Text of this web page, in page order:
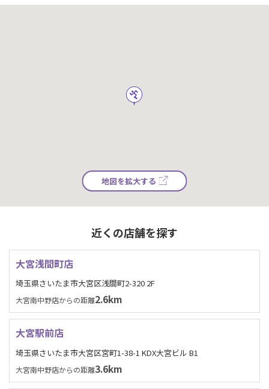
地図を拡大する
近くの店舗を探す
大宮浅間町店
埼玉県さいたま市大宮区浅間町2-320 2F
大宮南中野店からの距離2.6km
大宮駅前店
埼玉県さいたま市大宮区宮町1-38-1 KDX大宮ビル B1
大宮南中野店からの距離3.6km